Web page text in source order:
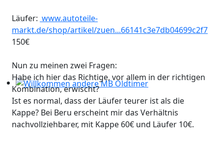
Willkommen andere MB Oldtimer
Läufer: www.autoteile-
markt.de/shop/artikel/zuen...66141c3e7db04699c2f7
150€
Nun zu meinen zwei Fragen:
Habe ich hier das Richtige, vor allem in der richtigen
Kombination, erwischt?
Ist es normal, dass der Läufer teurer ist als die
Kappe? Bei Beru erscheint mir das Verhältnis
nachvollziehbarer, mit Kappe 60€ und Läufer 10€.